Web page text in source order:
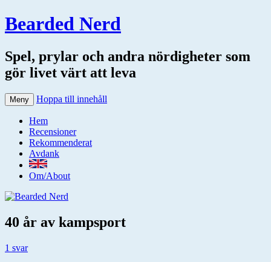
Bearded Nerd
Spel, prylar och andra nördigheter som
gör livet värt att leva
Meny Hoppa till innehåll
Hem
Recensioner
Rekommenderat
Avdank
Om/About
40 år av kampsport
1 svar